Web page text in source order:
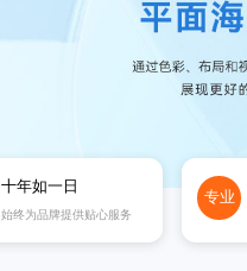
十年如一日
始终为品牌提供贴心服务
专业